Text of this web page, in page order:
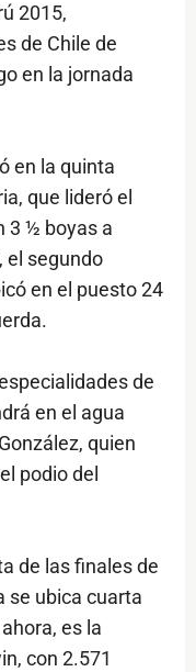
2015,
de Chile de
en la jornada
en la quinta
que lideró el
3 ½ boyas a
el segundo
en el puesto 24
de
en el agua
quien
podio del
de las finales de
se ubica cuarta
es la
con 2.571